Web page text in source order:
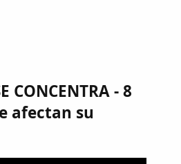
CONCENTRA - 8
afectan su